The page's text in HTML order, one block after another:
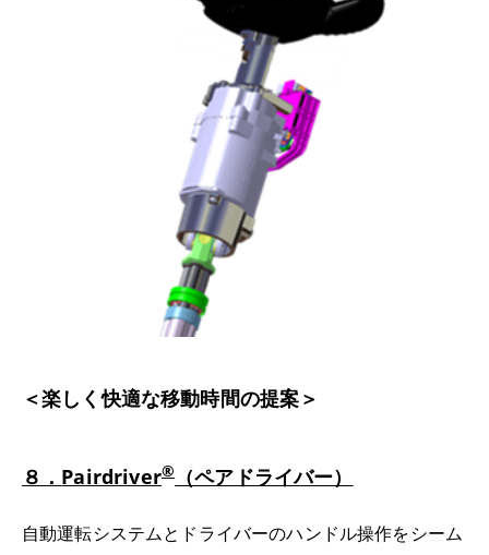
＜楽しく快適な移動時間の提案＞
８． Pairdriver®（ペアドライバー）
自動運転システムとドライバーのハンドル操作をシーム